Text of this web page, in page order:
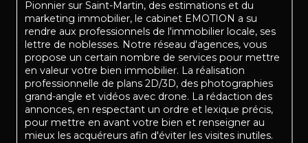
Pionnier sur Saint-Martin, des estimations et du
marketing immobilier, le cabinet EMOTION a su
rendre aux professionnels de l'immobilier locale, ses
lettre de noblesses. Notre réseau d'agences, vous
propose un certain nombre de services pour mettre
en valeur votre bien immobilier. La réalisation
professionnelle de plans 2D/3D, des photographies
grand-angle et vidéos avec drone. La rédaction des
annonces, en respectant un ordre et lexique précis,
pour mettre en avant votre bien et renseigner au
mieux les acquéreurs afin d'éviter les visites inutiles.